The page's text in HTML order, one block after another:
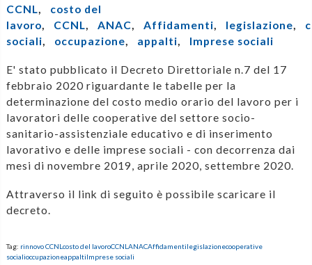
CCNL, costo del
lavoro, CCNL, ANAC, Affidamenti, legislazione,
sociali, occupazione, appalti, Imprese sociali
E' stato pubblicato il Decreto Direttoriale n.7 del 17
febbraio 2020 riguardante le tabelle per la
determinazione del costo medio orario del lavoro per i
lavoratori delle cooperative del settore socio-
sanitario-assistenziale educativo e di inserimento
lavorativo e delle imprese sociali - con decorrenza dai
mesi di novembre 2019, aprile 2020, settembre 2020.
Attraverso il link di seguito è possibile scaricare il
decreto.
Tag: rinnovo CCNL costo del lavoroCCNL ANACAffidamentilegislazionecooperative
socialioccupazioneappaltiImprese sociali